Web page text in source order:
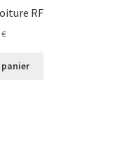
RF
€